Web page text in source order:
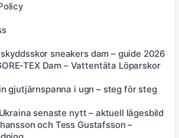
sneakers dam – guide 2026
TEX Dam – Vattentäta Löparskor
gjutjärnspanna i ugn – steg för steg
senaste nytt – aktuell lägesbild
och Tess Gustafsson –